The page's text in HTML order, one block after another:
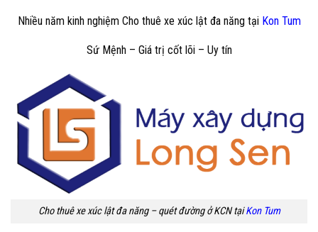
Nhiều năm kinh nghiệm Cho thuê xe xúc lật đa năng tại Kon Tum
Sứ Mệnh – Giá trị cốt lõi – Uy tín
Cho thuê xe xúc lật đa năng – quét đường ở KCN tạiKon Tum